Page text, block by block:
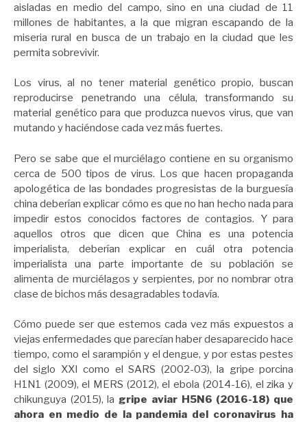
aisladas en medio del campo, sino en una ciudad de 11
millones de habitantes, a la que migran escapando de la
miseria rural en busca de un trabajo en la ciudad que les
permita sobrevivir.
Los virus, al no tener material genético propio, buscan
reproducirse penetrando una célula, transformando su
material genético para que produzca nuevos virus, que van
mutando y haciéndose cada vez más fuertes.
Pero se sabe que el murciélago contiene en su organismo
cerca de 500 tipos de virus. Los que hacen propaganda
apologética de las bondades progresistas de la burguesía
china deberían explicar cómo es que no han hecho nada para
impedir estos conocidos factores de contagios. Y para
aquellos otros que dicen que China es una potencia
imperialista, deberían explicar en cuál otra potencia
imperialista una parte importante de su población se
alimenta de murciélagos y serpientes, por no nombrar otra
clase de bichos más desagradables todavía.
Cómo puede ser que estemos cada vez más expuestos a
viejas enfermedades que parecían haber desaparecido hace
tiempo, como el sarampión y el dengue, y por estas pestes
del siglo XXI como el SARS (2002-03), la gripe porcina
H1N1 (2009), el MERS (2012), el ebola (2014-16), el zika y
chikunguya (2015), lagripe aviar H5N6 (2016-18) que
ahora en medio de la pandemia del coronavirus ha